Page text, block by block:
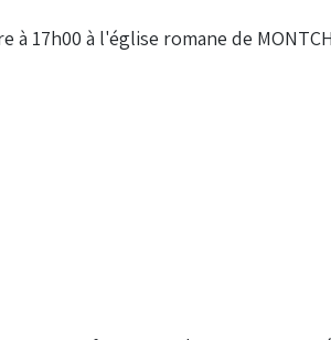
17h00 à l'église romane de